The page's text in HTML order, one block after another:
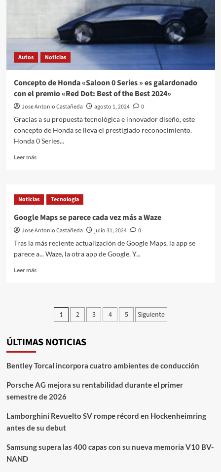
Autos Noticias
Concepto de Honda «Saloon 0 Series » es galardonado
con el premio «Red Dot: Best of the Best 2024»
Jose Antonio Castañeda agosto 1, 2024
0
Gracias a su propuesta tecnológica e innovador diseño, este
concepto de Honda se lleva el prestigiado reconocimiento.
Honda 0 Series...
Leer másLeer
de
Honda
0
Series
galardonado
con
2024»
Noticias Tecnología
Google Maps se parece cada vez más a Waze
Jose Antonio Castañeda julio 31, 2024
0
Tras la más reciente actualización de Google Maps, la app se
parece a... Waze, la otra app de Google. Y...
Leer másLeer
vez
más
a
Paginación
entradas
1 2 3 4 5 Siguiente
ÚLTIMAS NOTICIAS
Bentley Torcal incorpora cuatro ambientes de conducción
Porsche AG mejora su rentabilidad durante el primer
semestre de 2026
Lamborghini Revuelto SV rompe récord en Hockenheimring
antes de su debut
Samsung supera las 400 capas con su nueva memoria V10 BV-
NAND